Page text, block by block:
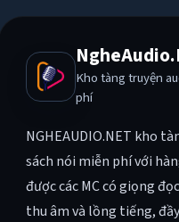
Kho tàng truyện
phí
NGHEAUDIO.NET kho
sách nói miễn phí với
được các MC có giọng
thu âm và lồng tiếng,